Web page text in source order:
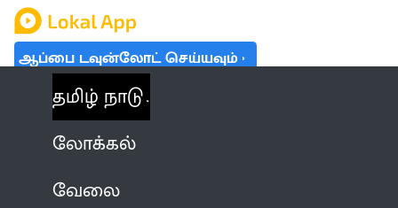
ஆப்பை டவுன்லோட் செய்யவும்
தமிழ் நாடு
லோக்கல்
வேலை